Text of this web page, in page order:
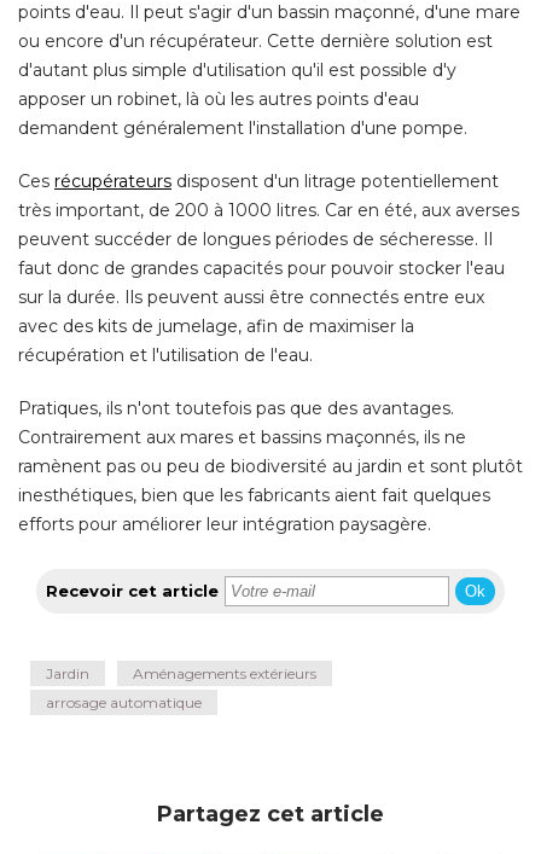
points d'eau. Il peut s'agir d'un bassin maçonné, d'une mare
ou encore d'un récupérateur. Cette dernière solution est
d'autant plus simple d'utilisation qu'il est possible d'y
apposer un robinet, là où les autres points d'eau
demandent généralement l'installation d'une pompe.
Ces récupérateurs disposent d'un litrage potentiellement
très important, de 200 à 1000 litres. Car en été, aux averses
peuvent succéder de longues périodes de sécheresse. Il
faut donc de grandes capacités pour pouvoir stocker l'eau
sur la durée. Ils peuvent aussi être connectés entre eux
avec des kits de jumelage, afin de maximiser la
récupération et l'utilisation de l'eau.
Pratiques, ils n'ont toutefois pas que des avantages.
Contrairement aux mares et bassins maçonnés, ils ne
ramènent pas ou peu de biodiversité au jardin et sont plutôt
inesthétiques, bien que les fabricants aient fait quelques
efforts pour améliorer leur intégration paysagère.
Recevoir cet article Ok
Jardin
Aménagements extérieurs
arrosage automatique
Partagez cet article